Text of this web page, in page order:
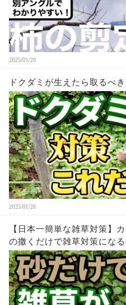
2025/01/28
ドクダミが生えたら取るべき
2025/01/28
【日本一簡単な雑草対策】
の撒くだけで雑草対策にな